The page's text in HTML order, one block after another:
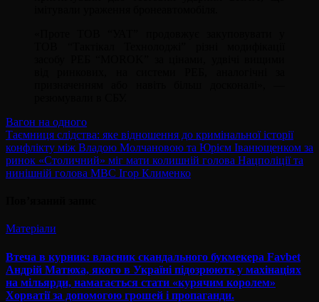
Навігація
записів
Вагон на одного
Таємниця слідства: яке відношення до кримінальної історії
конфлікту між Владою Молчановою та Юрієм Іванющенком за
ринок «Столичний» міг мати колишній голова Нацполіції та
нинішній голова МВС Ігор Клименко
Матеріали
Втеча в курник: власник скандального букмекера Favbet
Андрій Матюха, якого в Україні підозрюють у махінаціях
на мільярди, намагається стати «курячим королем»
Хорватії за допомогою грошей і пропаганди.